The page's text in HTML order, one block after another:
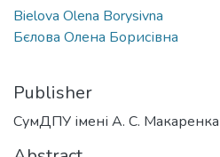
Bielova Olena Borysivna
Бєлова Олена Борисівна
Publisher
СумДПУ імені А. С. Макаренка